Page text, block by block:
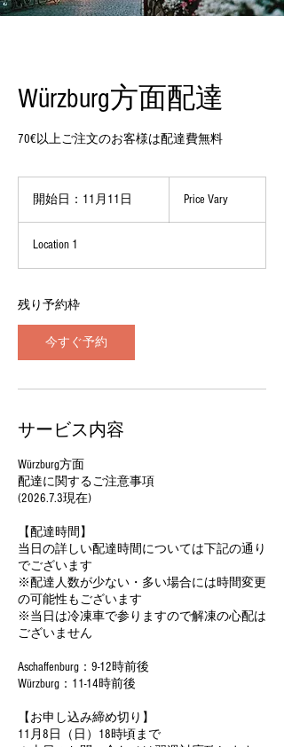
Würzburg方面配達
70€以上ご注文のお客様は配達費無料
開始日：11月11日
1
Price Vary
Location 1
残り予約枠
今すぐ予約
サービス内容
Würzburg方面
配達に関するご注意事項
(2026.7.3現在)
【配達時間】
当日の詳しい配達時間については下記の通り
でございます
※配達人数が少ない・多い場合には時間変更
の可能性もございます
※当日は冷凍車で参りますので解凍の心配は
ございません
Aschaffenburg：9-12時前後
Würzburg：11-14時前後
【お申し込み締め切り】
11月8日（日）18時頃まで